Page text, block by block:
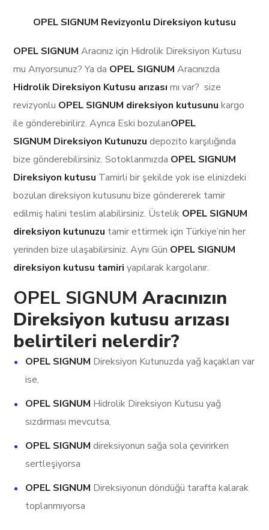
OPEL SIGNUM Revizyonlu Direksiyon kutusu
OPEL SIGNUMAracınız için Hidrolik Direksiyon Kutusu
mu Arıyorsunuz? Ya da OPEL SIGNUMAracınızda
Hidrolik Direksiyon Kutusu arızası mı var? size
revizyonlu OPEL SIGNUM direksiyon kutusunu kargo
ile gönderebirilirz. Ayrıca Eski bozulanOPEL
SIGNUM Direksiyon Kutunuzu depozito karşılığında
bize gönderebilirsiniz. Sotoklarımızda OPEL SIGNUM
Direksiyon kutusu Tamirli bir şekilde yok ise elinizdeki
bozulan direksiyon kutusunu bize göndererek tamir
edilmiş halini teslim alabilirsiniz. Üstelik OPEL SIGNUM
direksiyon kutunuzu tamir ettirmek için Türkiye’nin her
yerinden bize ulaşabilirsiniz. Aynı Gün OPEL SIGNUM
direksiyon kutusu tamiri yapılarak kargolanır.
OPEL SIGNUMAracınızın
Direksiyon kutusu arızası
belirtileri nelerdir?
OPEL SIGNUM Direksiyon Kutunuzda yağ kaçakları var
ise,
OPEL SIGNUM Hidrolik Direksiyon Kutusu yağ
sızdırması mevcutsa,
OPEL SIGNUM direksiyonun sağa sola çevirirken
sertleşiyorsa
OPEL SIGNUM Direksiyonun döndüğü tarafta kalarak
toplanmıyorsa